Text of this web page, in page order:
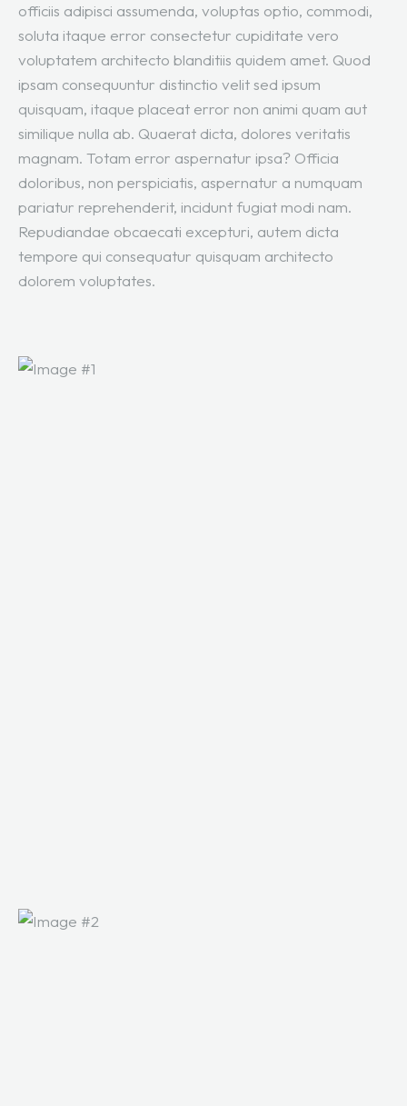
officiis adipisci assumenda, voluptas optio, commodi,
soluta itaque error consectetur cupiditate vero
voluptatem architecto blanditiis quidem amet. Quod
ipsam consequuntur distinctio velit sed ipsum
quisquam, itaque placeat error non animi quam aut
similique nulla ab. Quaerat dicta, dolores veritatis
magnam. Totam error aspernatur ipsa? Officia
doloribus, non perspiciatis, aspernatur a numquam
pariatur reprehenderit, incidunt fugiat modi nam.
Repudiandae obcaecati excepturi, autem dicta
tempore qui consequatur quisquam architecto
dolorem voluptates.